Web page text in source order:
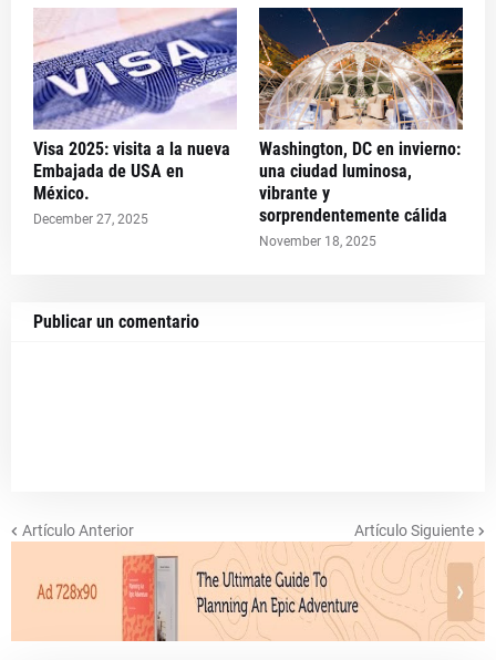
Visa 2025: visita a la nueva
Embajada de USA en
México.
December 27, 2025
Washington, DC en invierno:
una ciudad luminosa,
vibrante y
sorprendentemente cálida
November 18, 2025
Publicar un comentario
Artículo Anterior Artículo Siguiente